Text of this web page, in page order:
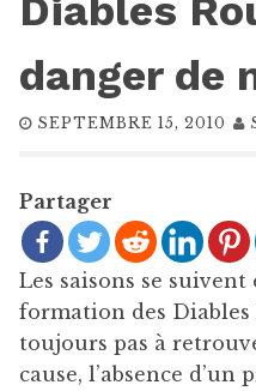
Diables
danger de
SEPTEMBRE 15, 2010
Partager
Les saisons se
formation des Diables
toujours pas à
cause, l’absence